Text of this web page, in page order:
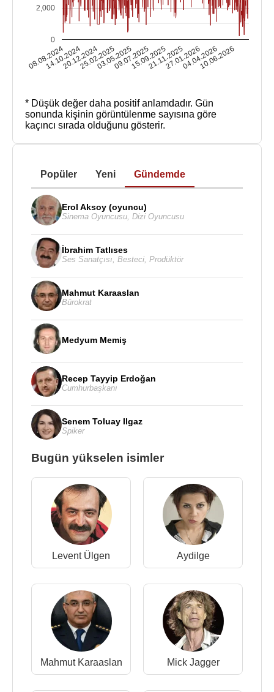
08.08.2024
14.10.2024
20.12.2024
25.02.2025
03.05.2025
09.07.2025
15.09.2025
21.11.2025
27.01.2026
04.04.2026
10.06.2026
0
2,000
* Düşük değer daha positif anlamdadır. Gün
sonunda kişinin görüntülenme sayısına göre
kaçıncı sırada olduğunu gösterir.
Popüler Yeni Gündemde
Erol Aksoy (oyuncu)
Sinema Oyuncusu Dizi Oyuncusu
İbrahim Tatlıses
Ses Sanatçısı Besteci Prodüktör
Mahmut Karaaslan
Bürokrat
Medyum Memiş
Recep Tayyip Erdoğan
Cumhurbaşkanı
Senem Toluay Ilgaz
Spiker
Bugün yükselen isimler
Levent Ülgen Aydilge
Mahmut Karaaslan Mick Jagger